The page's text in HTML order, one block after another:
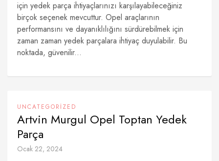
için yedek parça ihtiyaçlarınızı karşılayabileceğiniz
birçok seçenek mevcuttur. Opel araçlarının
performansını ve dayanıklılığını sürdürebilmek için
zaman zaman yedek parçalara ihtiyaç duyulabilir. Bu
noktada, güvenilir...
UNCATEGORIZED
Artvin Murgul Opel Toptan Yedek
Parça
Ocak 22, 2024